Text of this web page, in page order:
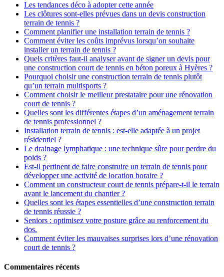
Les tendances déco à adopter cette année
Les clôtures sont-elles prévues dans un devis construction
terrain de tennis ?
Comment planifier une installation terrain de tennis ?
Comment éviter les coûts imprévus lorsqu’on souhaite
installer un terrain de tennis ?
Quels critères faut-il analyser avant de signer un devis pour
une construction court de tennis en béton poreux à Hyères ?
Pourquoi choisir une construction terrain de tennis plutôt
qu’un terrain multisports ?
Comment choisir le meilleur prestataire pour une rénovation
court de tennis ?
Quelles sont les différentes étapes d’un aménagement terrain
de tennis professionnel ?
Installation terrain de tennis : est-elle adaptée à un projet
résidentiel ?
Le drainage lymphatique : une technique sûre pour perdre du
poids ?
Est-il pertinent de faire construire un terrain de tennis pour
développer une activité de location horaire ?
Comment un constructeur court de tennis prépare-t-il le terrain
avant le lancement du chantier ?
Quelles sont les étapes essentielles d’une construction terrain
de tennis réussie ?
Seniors : optimisez votre posture grâce au renforcement du
dos.
Comment éviter les mauvaises surprises lors d’une rénovation
court de tennis ?
Commentaires récents